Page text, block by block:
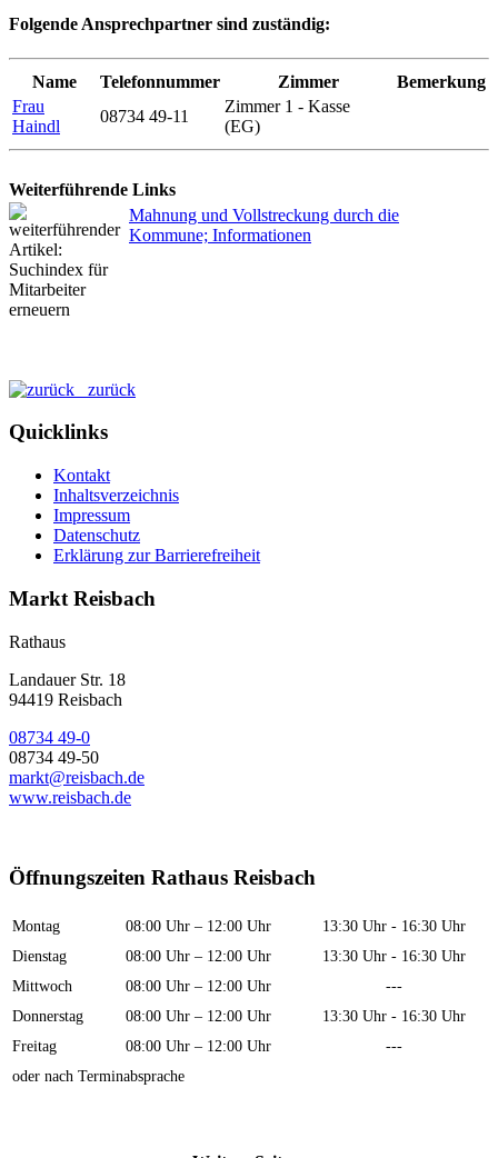
Folgende Ansprechpartner sind zuständig:
Name Telefonnummer Zimmer
Bemerkung
Frau
Haindl
08734 49-11
Zimmer 1 - Kasse
(EG)
Weiterführende Links
Mahnung und Vollstreckung durch die
Kommune; Informationen
zurück
Quicklinks
Kontakt
Inhaltsverzeichnis
Impressum
Datenschutz
Erklärung zur Barrierefreiheit
Markt Reisbach
Rathaus
Landauer Str. 18
94419 Reisbach
08734 49-0
08734 49-50
markt@reisbach.de
www.reisbach.de
Öffnungszeiten Rathaus Reisbach
Montag 08:00 Uhr – 12:00 Uhr
13:30 Uhr - 16:30 Uhr
Dienstag
08:00 Uhr – 12:00 Uhr
13:30 Uhr - 16:30 Uhr
Mittwoch
08:00 Uhr – 12:00 Uhr
---
Donnerstag
08:00 Uhr – 12:00 Uhr
13:30 Uhr - 16:30 Uhr
Freitag
08:00 Uhr – 12:00 Uhr
---
oder nach Terminabsprache